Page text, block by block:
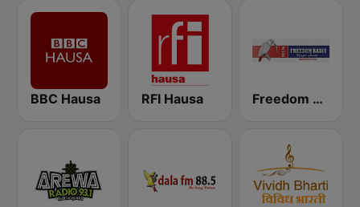
BBC Hausa RFI Hausa Freedom Radio 99.5 FM